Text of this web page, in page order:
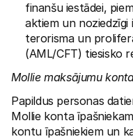
finanšu iestādei,
aktiem un noziedzīgi
terorisma un
(AML/CFT) tiesisko
Mollie maksājumu
Papildus personas
Mollie konta
kontu īpašniekiem un